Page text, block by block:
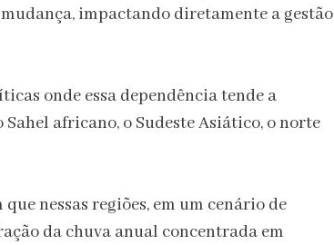
impactando diretamente a gestão
onde essa dependência tende a
africano, o Sudeste Asiático, o norte
nessas regiões, em um cenário de
da chuva anual concentrada em